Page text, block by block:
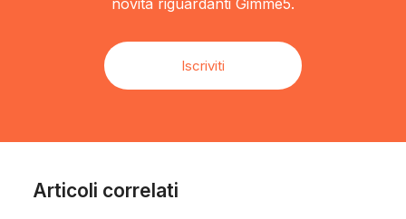
novità riguardanti Gimme5.
Iscriviti
Articoli correlati